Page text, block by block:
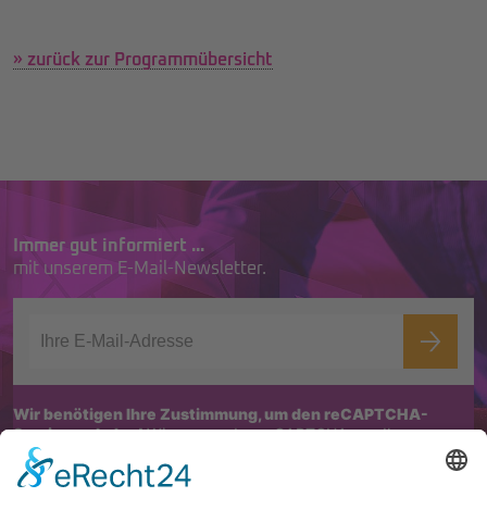
» zurück zur Programmübersicht
Immer gut informiert ...
mit unserem E-Mail-Newsletter.
Wir benötigen Ihre Zustimmung, um den reCAPTCHA-
Service zu laden!Wir verwenden reCAPTCHA, um Ihre
eingegebenen Informationen zu überprüfen. Dieser Service kann
Daten zu Ihren Aktivitäten sammeln. Bitte
lesen Sie die Details durch